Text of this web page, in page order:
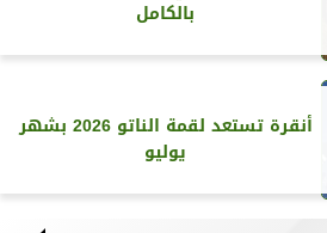
بالكامل
أنقرة تستعد لقمة الناتو 2026 بشهر
يوليو